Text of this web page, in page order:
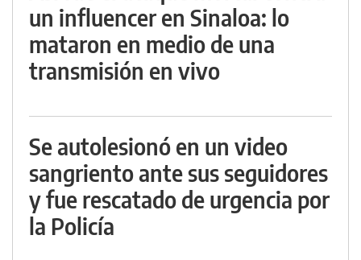
un influencer en Sinaloa: lo
mataron en medio de una
transmisión en vivo
Se autolesionó en un video
sangriento ante sus seguidores
y fue rescatado de urgencia por
la Policía